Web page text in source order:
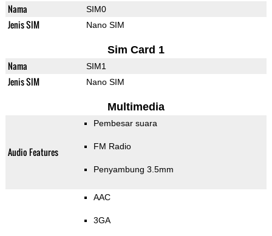
Nama SIM0
Jenis SIM Nano SIM
Sim Card 1
Nama SIM1
Jenis SIM Nano SIM
Multimedia
Audio Features
Pembesar suara
FM Radio
Penyambung 3.5mm
AAC
3GA